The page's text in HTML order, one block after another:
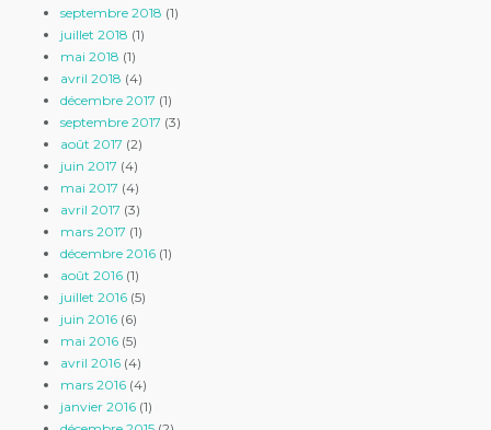
septembre 2018 (1)
juillet 2018 (1)
mai 2018 (1)
avril 2018 (4)
décembre 2017 (1)
septembre 2017 (3)
août 2017 (2)
juin 2017 (4)
mai 2017 (4)
avril 2017 (3)
mars 2017 (1)
décembre 2016 (1)
août 2016 (1)
juillet 2016 (5)
juin 2016 (6)
mai 2016 (5)
avril 2016 (4)
mars 2016 (4)
janvier 2016 (1)